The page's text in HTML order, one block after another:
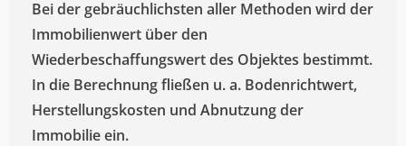
Bei der gebräuchlichsten aller Methoden wird der
Immobilienwert über den
Wiederbeschaffungswert des Objektes bestimmt.
In die Berechnung fließen u. a. Bodenrichtwert,
Herstellungskosten und Abnutzung der
Immobilie ein.